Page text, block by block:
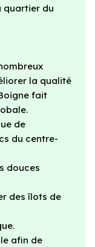
quartier du
la qualité
fait
de
du centre-
douces
des îlots de
afin de